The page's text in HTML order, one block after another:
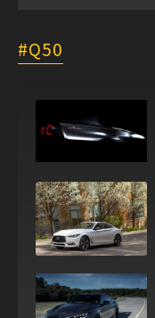
Q50